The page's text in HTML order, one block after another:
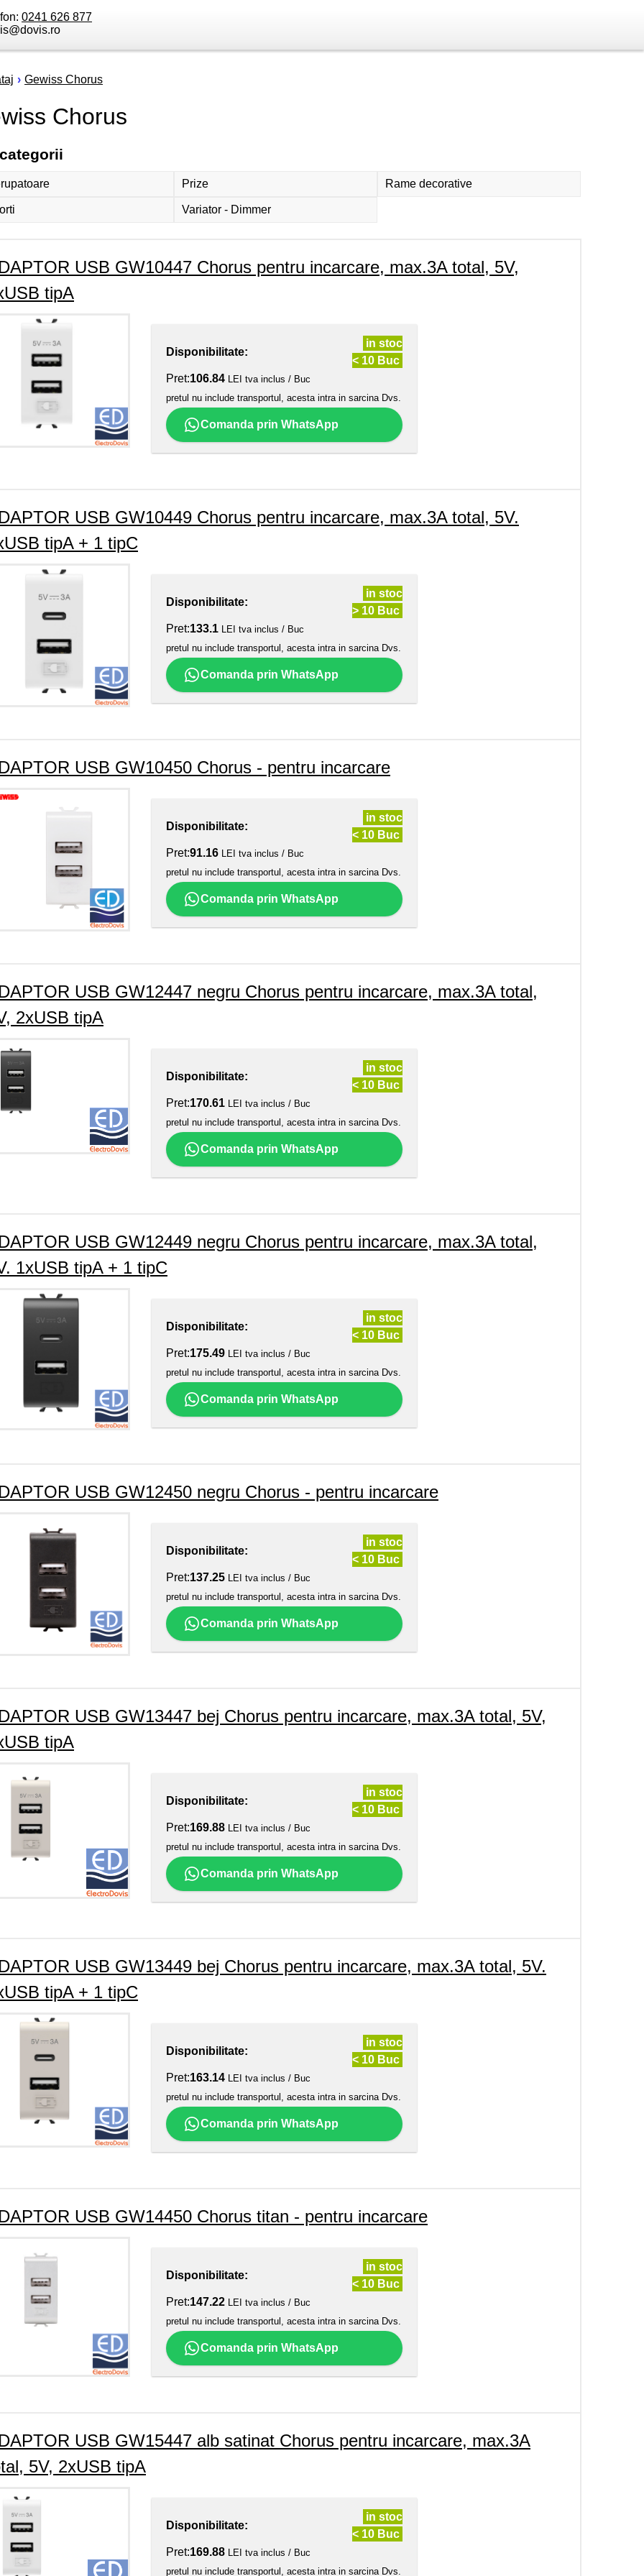
0241 626 877
› Gewiss Chorus
Chorus
Prize Rame decorative
Variator - Dimmer
USB GW10447 Chorus pentru incarcare, max.3A total, 5V,
tipA
Disponibilitate:
in stoc
< 10 Buc
Pret:106.84 LEI tva inclus / Buc
pretul nu include transportul, acesta intra in sarcina Dvs.
Comanda prin WhatsApp
USB GW10449 Chorus pentru incarcare, max.3A total, 5V.
tipA + 1 tipC
Disponibilitate:
in stoc
> 10 Buc
Pret:133.1 LEI tva inclus / Buc
pretul nu include transportul, acesta intra in sarcina Dvs.
Comanda prin WhatsApp
USB GW10450 Chorus - pentru incarcare
Disponibilitate:
in stoc
< 10 Buc
Pret:91.16 LEI tva inclus / Buc
pretul nu include transportul, acesta intra in sarcina Dvs.
Comanda prin WhatsApp
USB GW12447 negru Chorus pentru incarcare, max.3A total,
2xUSB tipA
Disponibilitate:
in stoc
< 10 Buc
Pret:170.61 LEI tva inclus / Buc
pretul nu include transportul, acesta intra in sarcina Dvs.
Comanda prin WhatsApp
USB GW12449 negru Chorus pentru incarcare, max.3A total,
1xUSB tipA + 1 tipC
Disponibilitate:
in stoc
< 10 Buc
Pret:175.49 LEI tva inclus / Buc
pretul nu include transportul, acesta intra in sarcina Dvs.
Comanda prin WhatsApp
USB GW12450 negru Chorus - pentru incarcare
Disponibilitate:
in stoc
< 10 Buc
Pret:137.25 LEI tva inclus / Buc
pretul nu include transportul, acesta intra in sarcina Dvs.
Comanda prin WhatsApp
USB GW13447 bej Chorus pentru incarcare, max.3A total, 5V,
tipA
Disponibilitate:
in stoc
< 10 Buc
Pret:169.88 LEI tva inclus / Buc
pretul nu include transportul, acesta intra in sarcina Dvs.
Comanda prin WhatsApp
USB GW13449 bej Chorus pentru incarcare, max.3A total, 5V.
tipA + 1 tipC
Disponibilitate:
in stoc
< 10 Buc
Pret:163.14 LEI tva inclus / Buc
pretul nu include transportul, acesta intra in sarcina Dvs.
Comanda prin WhatsApp
USB GW14450 Chorus titan - pentru incarcare
Disponibilitate:
in stoc
< 10 Buc
Pret:147.22 LEI tva inclus / Buc
pretul nu include transportul, acesta intra in sarcina Dvs.
Comanda prin WhatsApp
USB GW15447 alb satinat Chorus pentru incarcare, max.3A
5V, 2xUSB tipA
Disponibilitate:
in stoc
< 10 Buc
Pret:169.88 LEI tva inclus / Buc
pretul nu include transportul, acesta intra in sarcina Dvs.